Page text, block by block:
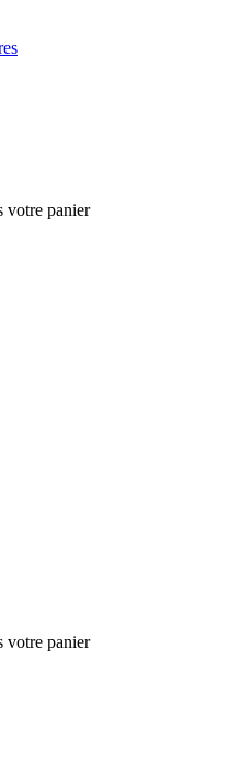
votre panier
votre panier